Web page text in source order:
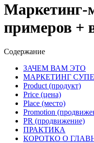
Маркетинг-
примеров +
Содержание
ЗАЧЕМ ВАМ ЭТО
МАРКЕТИНГ
Product (продукт)
Price (цена)
Place (место)
Promotion
PR (продвижение)
ПРАКТИКА
КОРОТКО О